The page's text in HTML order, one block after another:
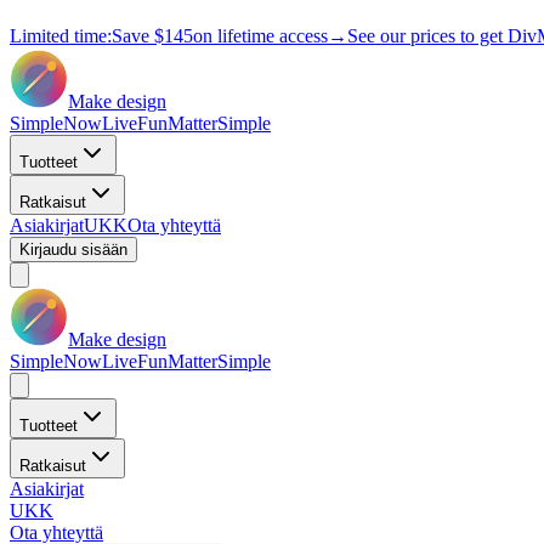
Limited time:Save $145on lifetime access→ See our prices to get
Make design
SimpleNowLiveFunMatterSimple
Tuotteet
Ratkaisut
AsiakirjatUKKOta yhteyttä
Kirjaudu sisään
Make design
SimpleNowLiveFunMatterSimple
Tuotteet
Ratkaisut
Asiakirjat
UKK
Ota yhteyttä